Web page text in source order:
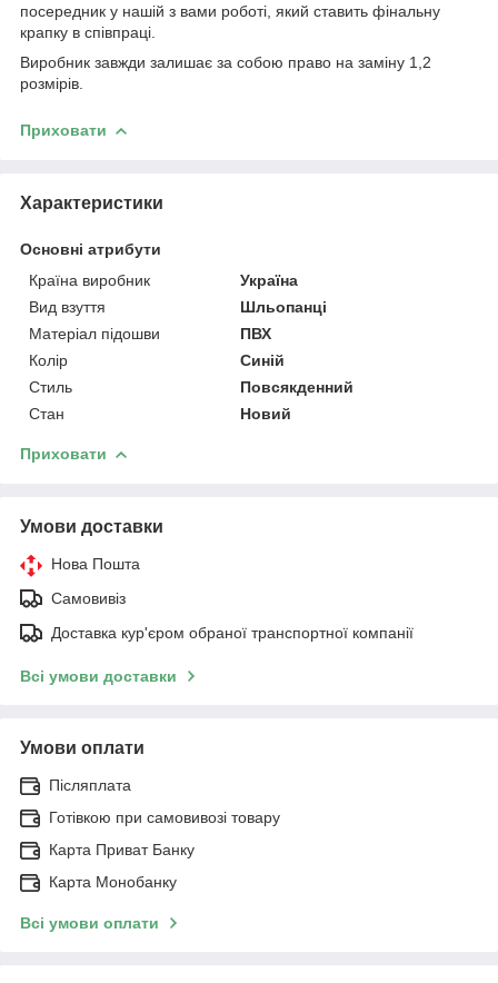
посередник у нашій з вами роботі, який ставить фінальну
крапку в співпраці.
Виробник завжди залишає за собою право на заміну 1,2
розмірів.
Приховати
Характеристики
Основні атрибути
Країна виробник
Україна
Вид взуття
Шльопанці
Матеріал підошви
ПВХ
Колір
Синій
Стиль
Повсякденний
Стан
Новий
Приховати
Умови доставки
Нова Пошта
Самовивіз
Доставка кур'єром обраної транспортної компанії
Всі умови доставки
Умови оплати
Післяплата
Готівкою при самовивозі товару
Карта Приват Банку
Карта Монобанку
Всі умови оплати